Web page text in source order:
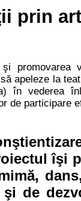
prin
promovarea
apeleze la
în vederea
de participare
îşi
de